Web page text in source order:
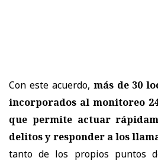
Con este acuerdo, más de 30
incorporados al monitoreo
que permite actuar
delitos y responder a los
tanto de los propios puntos